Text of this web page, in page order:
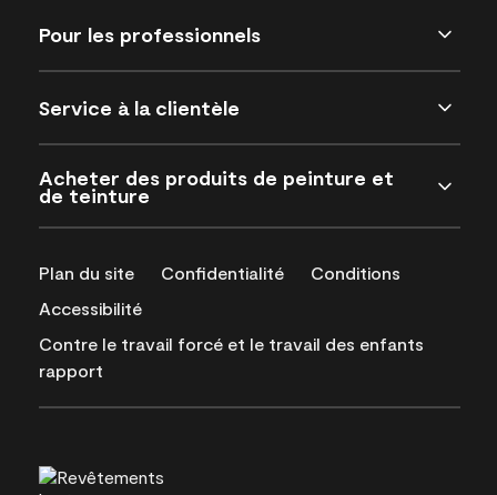
Pour les professionnels
Service à la clientèle
Acheter des produits de peinture et
de teinture
Plan du site Confidentialité
Conditions
Accessibilité
Contre le travail forcé et le travail des enfants
rapport